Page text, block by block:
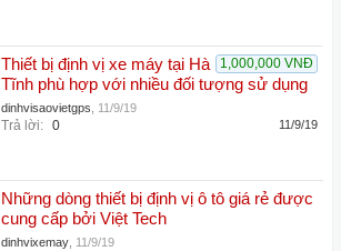
1,000,000 VNĐ
Thiết bị định vị xe máy tại Hà
Tĩnh phù hợp với nhiều đối tượng sử dụng
dinhvisaovietgps 11/9/19
Trả lời: 0 11/9/19
Những dòng thiết bị định vị ô tô giá rẻ được
cung cấp bởi Việt Tech
dinhvixemay 11/9/19